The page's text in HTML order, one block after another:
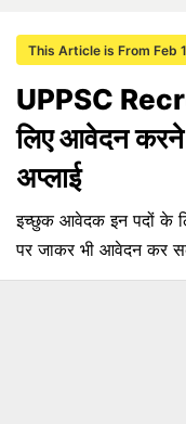
This Article is From Feb
UPPSC
लिए आवेदन करने
अप्लाई
इच्छुक आवेदक इन पदों के
पर जाकर भी आवेदन कर